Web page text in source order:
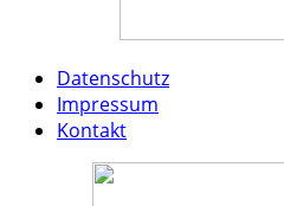
Datenschutz
Impressum
Kontakt